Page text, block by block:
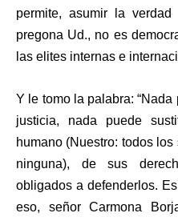
permite, asumir la
pregona Ud., no es
las elites internas e
Y le tomo la palabra:
justicia, nada puede
humano (Nuestro: todos
ninguna), de sus
obligados a defenderlos.
eso, señor Carmona